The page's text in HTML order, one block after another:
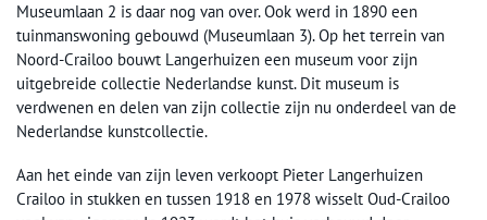
Museumlaan 2 is daar nog van over. Ook werd in 1890 een
tuinmanswoning gebouwd (Museumlaan 3). Op het terrein van
Noord-Crailoo bouwt Langerhuizen een museum voor zijn
uitgebreide collectie Nederlandse kunst. Dit museum is
verdwenen en delen van zijn collectie zijn nu onderdeel van de
Nederlandse kunstcollectie.
Aan het einde van zijn leven verkoopt Pieter Langerhuizen
Crailoo in stukken en tussen 1918 en 1978 wisselt Oud-Crailoo